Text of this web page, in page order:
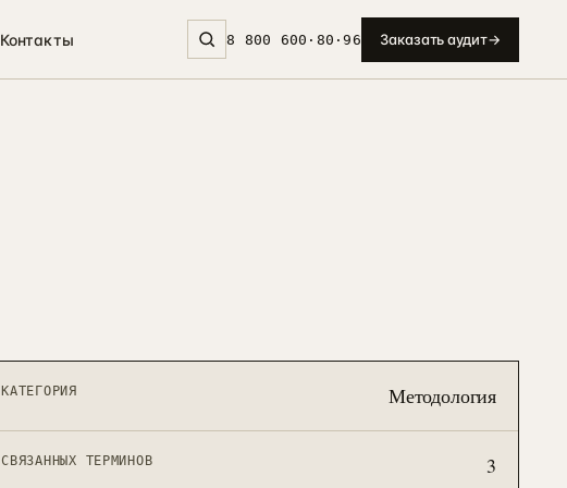
Контакты 8 800 600·80·96 Заказать аудит→
КАТЕГОРИЯ Методология
СВЯЗАННЫХ ТЕРМИНОВ 3